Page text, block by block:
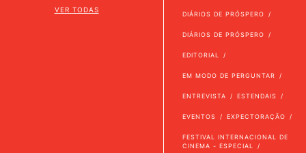
VER TODAS
DIÁRIOS DE PRÓSPERO
DIÁRIOS DE PRÓSPERO
EDITORIAL
EM MODO DE PERGUNTAR
ENTREVISTA ESTENDAIS
EVENTOS EXPECTORAÇÃO
FESTIVAL INTERNACIONAL DE
CINEMA - ESPECIAL